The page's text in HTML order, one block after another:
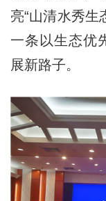
亮“山清水秀生
一条以生态优
展新路子。